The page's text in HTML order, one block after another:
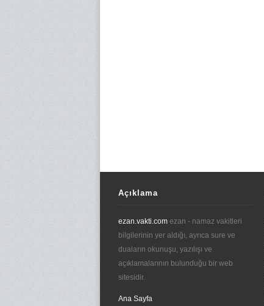
Açıklama
ezan.vakti.com ezan - namaz vakitleri
bilgilerinin yer aldığı, ayrıca sure ve
duaların okunuşu, yazılışı ve
açıklamalarının bulunduğu bir web
sitesidir.
Ana Sayfa